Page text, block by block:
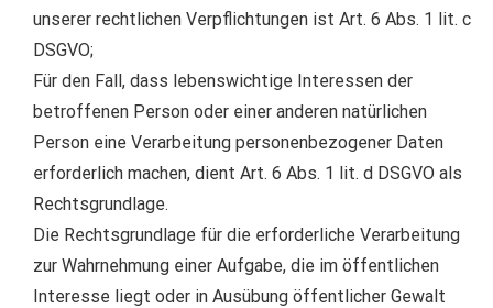
unserer rechtlichen Verpflichtungen ist Art. 6 Abs. 1 lit. c
DSGVO;
Für den Fall, dass lebenswichtige Interessen der
betroffenen Person oder einer anderen natürlichen
Person eine Verarbeitung personenbezogener Daten
erforderlich machen, dient Art. 6 Abs. 1 lit. d DSGVO als
Rechtsgrundlage.
Die Rechtsgrundlage für die erforderliche Verarbeitung
zur Wahrnehmung einer Aufgabe, die im öffentlichen
Interesse liegt oder in Ausübung öffentlicher Gewalt